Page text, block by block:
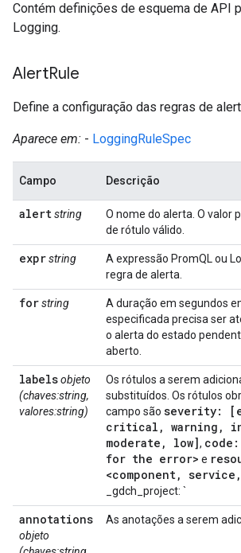
Contém definições de esquema de API
Logging.
AlertRule
Define a configuração das regras de
Aparece em: - LoggingRuleSpec
Campo Descrição
alertstring
O nome do alerta. O valor
de rótulo válido.
exprstring
A expressão PromQL ou
regra de alerta.
forstring
A duração em segundos
especificada precisa ser
o alerta do estado
aberto.
labelsobjeto
(chaves:string,
valores:string)
Os rótulos a serem
substituídos. Os rótulos
campo são severity:
critical , warning ,
moderate , low],
for the error> e
<component, service ,
_gdch_project: `
annotations
objeto
As anotações a serem